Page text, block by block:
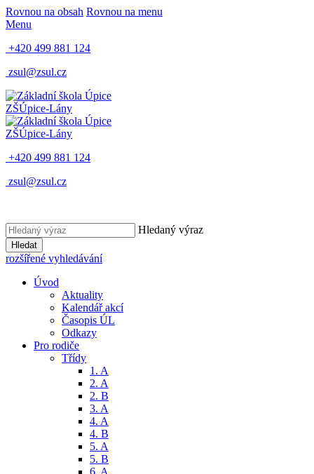
Rovnou na obsah Rovnou na menu
Menu
+420 499 881 124
zsul@zsul.cz
ZŠÚpice-Lány
ZŠÚpice-Lány
+420 499 881 124
zsul@zsul.cz
Hledaný výraz
Hledat
rozšířené vyhledávání
Úvod
Aktuality
Kalendář akcí
Časopis ÚL
Odkazy
Pro rodiče
Třídy
1. A
2. A
2. B
3. A
4. A
4. B
5. A
5. B
6. A